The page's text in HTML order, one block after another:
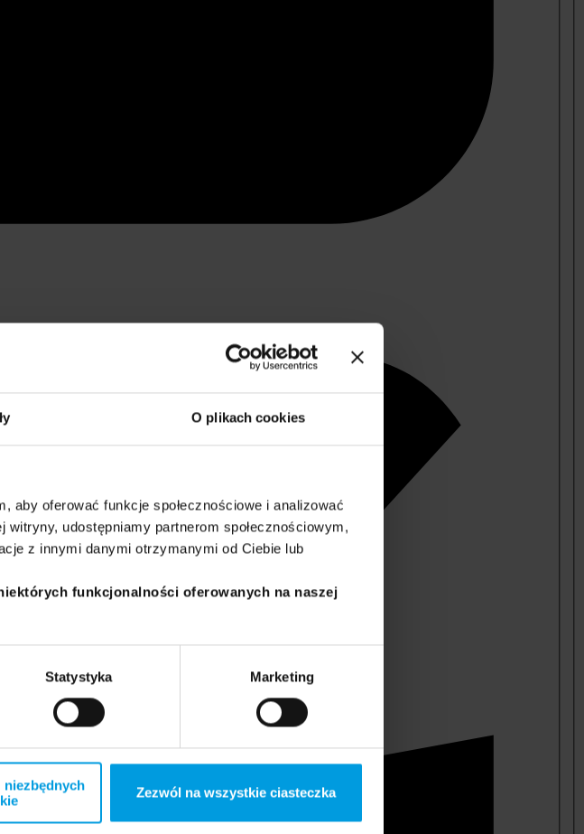
O plikach cookies
aby oferować funkcje społecznościowe i analizować
udostępniamy partnerom społecznościowym,
z innymi danymi otrzymanymi od Ciebie lub
funkcjonalności oferowanych na naszej
Statystyka Marketing
niezbędnych
Zezwól na wszystkie ciasteczka